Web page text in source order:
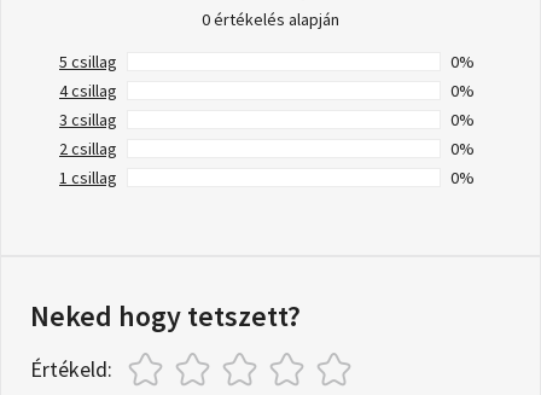
0 értékelés alapján
5 csillag
0%
4 csillag
0%
3 csillag
0%
2 csillag
0%
1 csillag
0%
Neked hogy tetszett?
Értékeld: